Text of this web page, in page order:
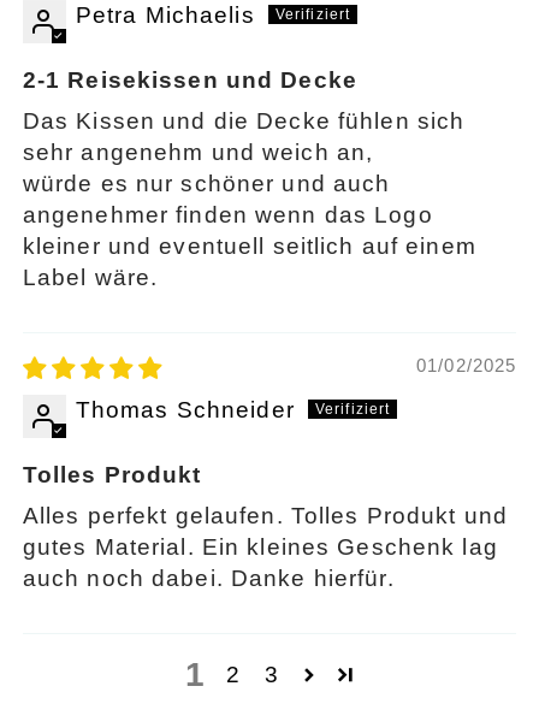
Petra Michaelis
2-1 Reisekissen und Decke
Das Kissen und die Decke fühlen sich
sehr angenehm und weich an,
würde es nur schöner und auch
angenehmer finden wenn das Logo
kleiner und eventuell seitlich auf einem
Label wäre.
01/02/2025
Thomas Schneider
Tolles Produkt
Alles perfekt gelaufen. Tolles Produkt und
gutes Material. Ein kleines Geschenk lag
auch noch dabei. Danke hierfür.
1 2 3